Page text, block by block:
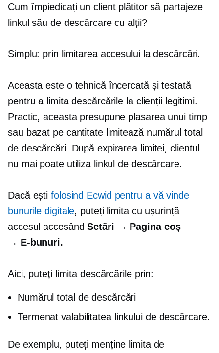
Cum împiedicați un client plătitor să partajeze
linkul său de descărcare cu alții?
Simplu: prin limitarea accesului la descărcări.
Aceasta este o tehnică încercată și testată
pentru a limita descărcările la clienții legitimi.
Practic, aceasta presupune plasarea unui timp
sau bazat pe cantitatelimitează numărul total
de descărcări. După expirarea limitei, clientul
nu mai poate utiliza linkul de descărcare.
Dacă eștifolosind Ecwid pentru a vă vinde
bunurile digitale, puteți limita cu ușurință
accesul accesândSetări → Pagina coș
→ E-bunuri.
Aici, puteți limita descărcările prin:
Numărul total de descărcări
Termenat valabilitatea linkului de descărcare.
De exemplu, puteți menține limita de